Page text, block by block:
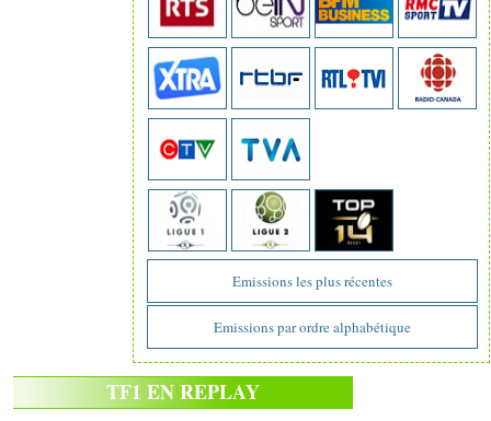
Emissions les plus récentes
Emissions par ordre alphabétique
TF1 EN REPLAY